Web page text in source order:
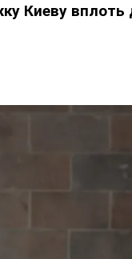
Киеву вплоть